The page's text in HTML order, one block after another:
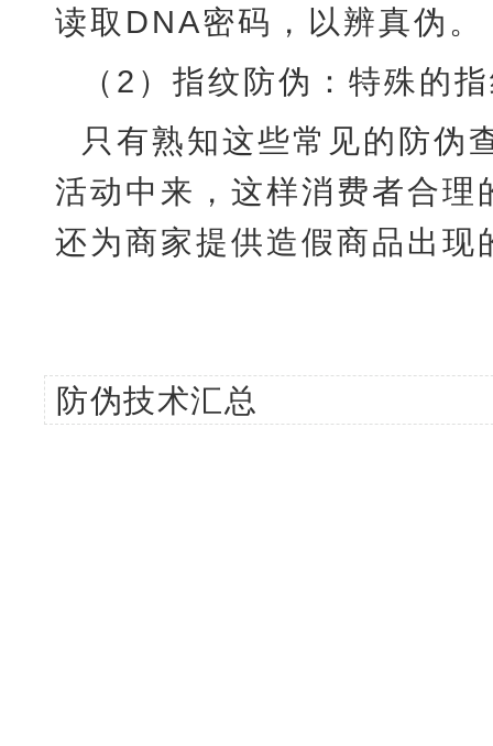
读取DNA密码，以辨真伪。
（ 2）指纹防伪：特殊的
只有熟知这些常见的防伪
活动中来，这样消费者合
还为商家提供造假商品出现
防伪技术汇总